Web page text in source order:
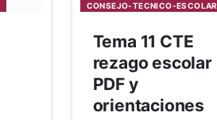
CONSEJO-TECNICO-ESCOLAR
Tema 11 CTE
rezago escolar
PDF y
orientaciones